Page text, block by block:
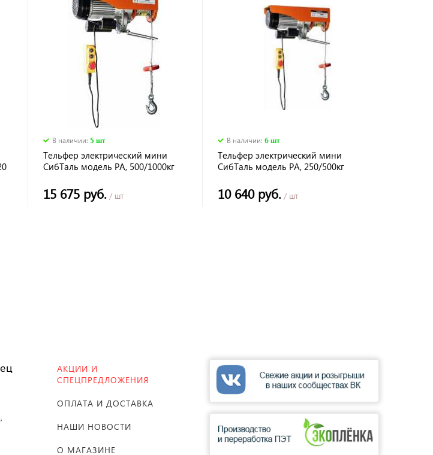
В наличии: 5 шт
Тельфер электрический мини
СибТаль модель РА, 500/1000кг
15 675 руб./ шт
В наличии:6 шт
Тельфер электрический мини
СибТаль модель РА, 250/500кг
10 640 руб. / шт
АКЦИИ И
СПЕЦПРЕДЛОЖЕНИЯ
ОПЛАТА И ДОСТАВКА
НАШИ НОВОСТИ
О МАГАЗИНЕ